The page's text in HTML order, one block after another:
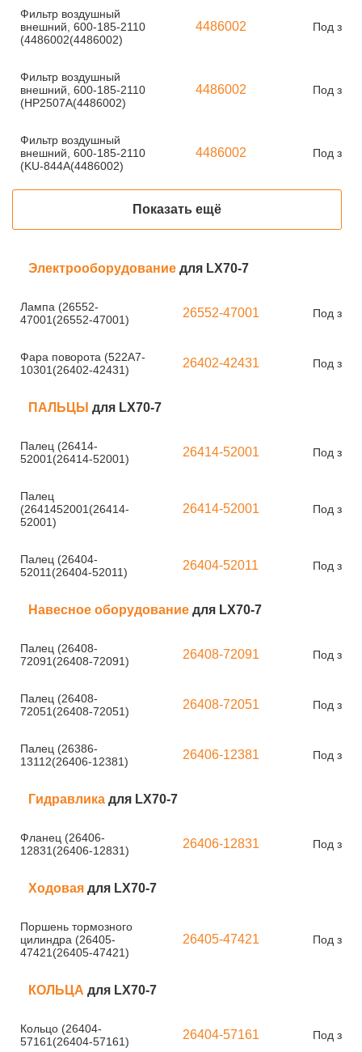
Фильтр воздушный
внешний, 600-185-2110
(4486002(4486002)
4486002 Под
Фильтр воздушный
внешний, 600-185-2110
(HP2507A(4486002)
4486002 Под
Фильтр воздушный
внешний, 600-185-2110
(KU-844A(4486002)
4486002 Под
Показать ещё
Электрооборудование для LX70-7
Лампа (26552-
47001(26552-47001)
26552-47001 Под
Фара поворота (522A7-
10301(26402-42431)
26402-42431 Под
ПАЛЬЦЫ для LX70-7
Палец (26414-
52001(26414-52001)
26414-52001 Под
Палец
(2641452001(26414-
52001)
26414-52001 Под
Палец (26404-
52011(26404-52011)
26404-52011 Под
Навесное оборудование для LX70-7
Палец (26408-
72091(26408-72091)
26408-72091 Под
Палец (26408-
72051(26408-72051)
26408-72051 Под
Палец (26386-
13112(26406-12381)
26406-12381 Под
Гидравлика для LX70-7
Фланец (26406-
12831(26406-12831)
26406-12831 Под
Ходовая для LX70-7
Поршень тормозного
цилиндра (26405-
47421(26405-47421)
26405-47421 Под
КОЛЬЦА для LX70-7
Кольцо (26404-
57161(26404-57161)
26404-57161 Под